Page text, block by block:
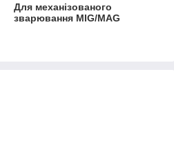
Для механізованого
зварювання MIG/MAG